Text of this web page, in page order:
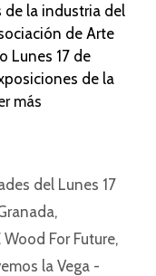
la industria del
de Arte
Lunes 17 de
de la
más
del Lunes 17
,
For Future,
la Vega -